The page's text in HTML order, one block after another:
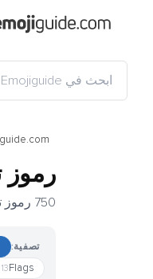
رموز
750 رموز تعبيرية بتصميم
تصفية:
Flags
13